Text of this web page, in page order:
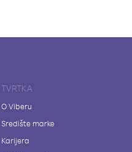
TVRTKA
O Viberu
Središte marke
Karijera